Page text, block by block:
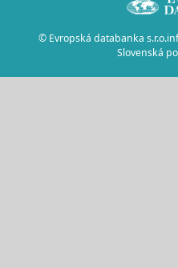
© Evropská databanka s.r.o.
Slovenská